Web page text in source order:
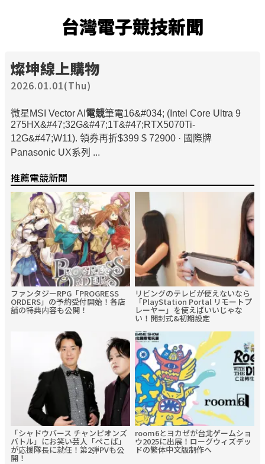
台灣電子競技新聞
燦坤線上購物
2026.01.01(Thu)
微星MSI Vector AI 電競筆電16&#034; (Intel Core Ultra 9
275HX&#47;32G&#47;1T&#47;RTX5070Ti-
12G&#47;W11). 領券再折$399 $ 72900 · 國際牌
Panasonic UX系列 ...
推薦電競新聞
ファンタジーRPG「PROGRESS
ORDERS」の予約受付開始！各店
舗の特典内容も公開！
リビングのテレビが使えないなら
「PlayStation Portal リモートプ
レーヤー」を使えばいいじゃな
い！開封式&初期設定
「シャドウバース チャンピオンズ
バトル」にお笑い芸人「ぺこぱ」
が応援隊長に就任！第2弾PVも公
開！
room6とヨカゼが台北ゲームショ
ウ2025に出展！ローグウィズデッ
ドの繁体中文版制作へ